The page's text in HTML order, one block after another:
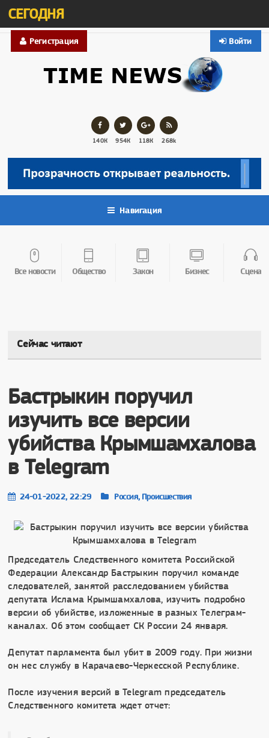
СЕГОДНЯ
Войти
Регистрация
140К 954К 118К 268k
Навигация
Все новости Общество Закон Бизнес Сцена
Сейчас читают
Бастрыкин поручил
изучить все версии
убийства Крымшамхалова
в Telegram
24-01-2022, 22:29 Россия, Происшествия
Председатель Следственного комитета Российской
Федерации Александр Бастрыкин поручил команде
следователей, занятой расследованием убийства
депутата Ислама Крымшамхалова, изучить подробно
версии об убийстве, изложенные в разных Телеграм-
каналах. Об этом сообщает СК России 24 января.
Депутат парламента был убит в 2009 году. При жизни
он нес службу в Карачаево-Черкесской Республике.
После изучения версий в Telegram председатель
Следственного комитета ждет отчет: